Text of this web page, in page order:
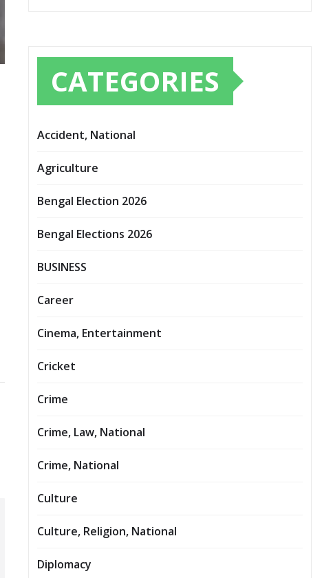
CATEGORIES
Accident, National
Agriculture
Bengal Election 2026
Bengal Elections 2026
BUSINESS
Career
Cinema, Entertainment
Cricket
Crime
Crime, Law, National
Crime, National
Culture
Culture, Religion, National
Diplomacy